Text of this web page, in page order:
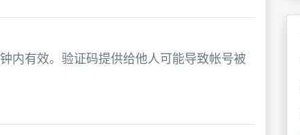
内有效。验证码提供给他人可能导致帐号被